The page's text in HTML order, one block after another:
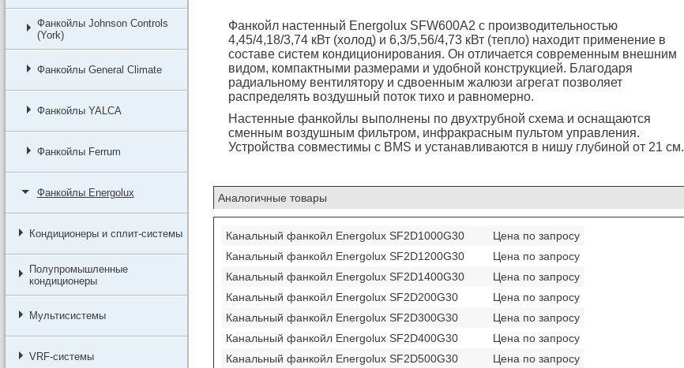
Фанкойлы Johnson Controls
(York)
Фанкойлы General Climate
Фанкойлы YALCA
Фанкойлы Ferrum
Фанкойлы Energolux
Кондиционеры и сплит-системы
Полупромышленные
кондиционеры
Мультисистемы
VRF-системы
Фанкойл настенный Energolux SFW600A2 с производительностью
4,45/4,18/3,74 кВт (холод) и 6,3/5,56/4,73 кВт (тепло) находит применение в
составе систем кондиционирования. Он отличается современным внешним
видом, компактными размерами и удобной конструкцией. Благодаря
радиальному вентилятору и сдвоенным жалюзи агрегат позволяет
распределять воздушный поток тихо и равномерно.
Настенные фанкойлы выполнены по двухтрубной схема и оснащаются
сменным воздушным фильтром, инфракрасным пультом управления.
Устройства совместимы с BMS и устанавливаются в нишу глубиной от 21 см.
Аналогичные товары
Канальный фанкойл Energolux SF2D1000G30
Цена по запросу
Канальный фанкойл Energolux SF2D1200G30
Цена по запросу
Канальный фанкойл Energolux SF2D1400G30
Цена по запросу
Канальный фанкойл Energolux SF2D200G30
Цена по запросу
Канальный фанкойл Energolux SF2D300G30
Цена по запросу
Канальный фанкойл Energolux SF2D400G30
Цена по запросу
Канальный фанкойл Energolux SF2D500G30
Цена по запросу